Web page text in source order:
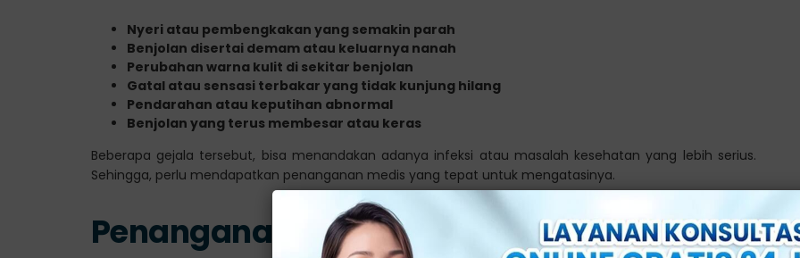
Nyeri atau pembengkakan yang semakin parah
Benjolan disertai demam atau keluarnya nanah
Perubahan warna kulit di sekitar benjolan
Gatal atau sensasi terbakar yang tidak kunjung hilang
Pendarahan atau keputihan abnormal
Benjolan yang terus membesar atau keras
Beberapa gejala tersebut, bisa menandakan adanya infeksi atau masalah kesehatan yang lebih serius.
Sehingga, perlu mendapatkan penanganan medis yang tepat untuk mengatasinya.
Penanganan Benjolan di Miss V